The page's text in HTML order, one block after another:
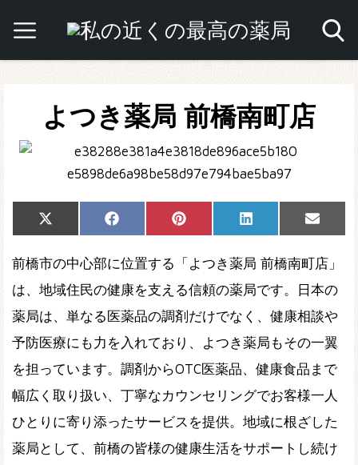
よつき薬局 前橋南町店
Share
on
X
(Twitter)
Share
on
Facebook Share
on
Pinterest Share
on
LinkedIn
Share
on
Email
前橋市の中心部に位置する「よつき薬局 前橋南町店」
は、地域住民の健康を支える信頼の薬局です。日本の
薬局は、単なる医薬品の調剤だけでなく、健康相談や
予防医療にも力を入れており、よつき薬局もその一翼
を担っています。調剤からOTC医薬品、健康食品まで
幅広く取り扱い、丁寧なカウンセリングでお客様一人
ひとりに寄り添ったサービスを提供。地域に根ざした
薬局として、前橋の皆様の健康生活をサポートし続け